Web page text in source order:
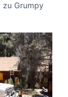
zu Grumpy